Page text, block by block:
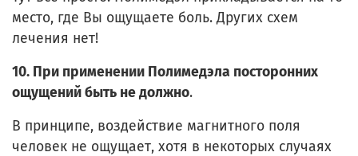
место, где Вы ощущаете боль. Других схем
лечения нет!
10. При применении Полимедэла посторонних
ощущений быть не должно.
В принципе, воздействие магнитного поля
человек не ощущает, хотя в некоторых случаях